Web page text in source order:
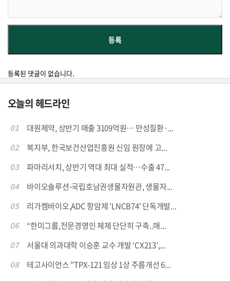
등록된 댓글이 없습니다.
오늘의 헤드라인
01
대원제약, 상반기 매출 3109억원… 만성질환·...
02
복지부, 한국보건산업진흥원 신임 원장에 고...
03
파마리서치, 상반기 역대 최대 실적…수출 47...
04
바이오솔루션-국립호남권생물자원관, 생물자...
05
리가켐바이오,ADC 항암제 'LNCB74' 단독개발...
06
“한미그룹,전문경영인 체제 단단히 구축..매...
07
서울대 의과대학 이승훈 교수 개발 ‘CX213’,...
08
테고사이언스 "TPX-121 임상 1상 주름개선 6...